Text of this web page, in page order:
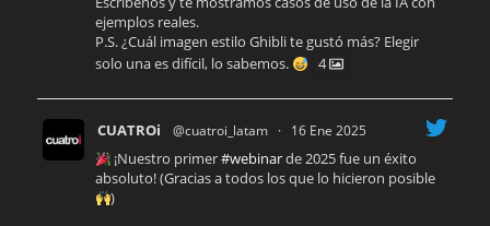
ejemplos reales.
P.S. ¿Cuál imagen estilo Ghibli te gustó más? Elegir
solo una es difícil, lo sabemos.
4
CUATROi @cuatroi_latam · 16 Ene 2025
¡Nuestro primer#webinarde 2025 fue un éxito
absoluto! (Gracias a todos los que lo hicieron posible
)